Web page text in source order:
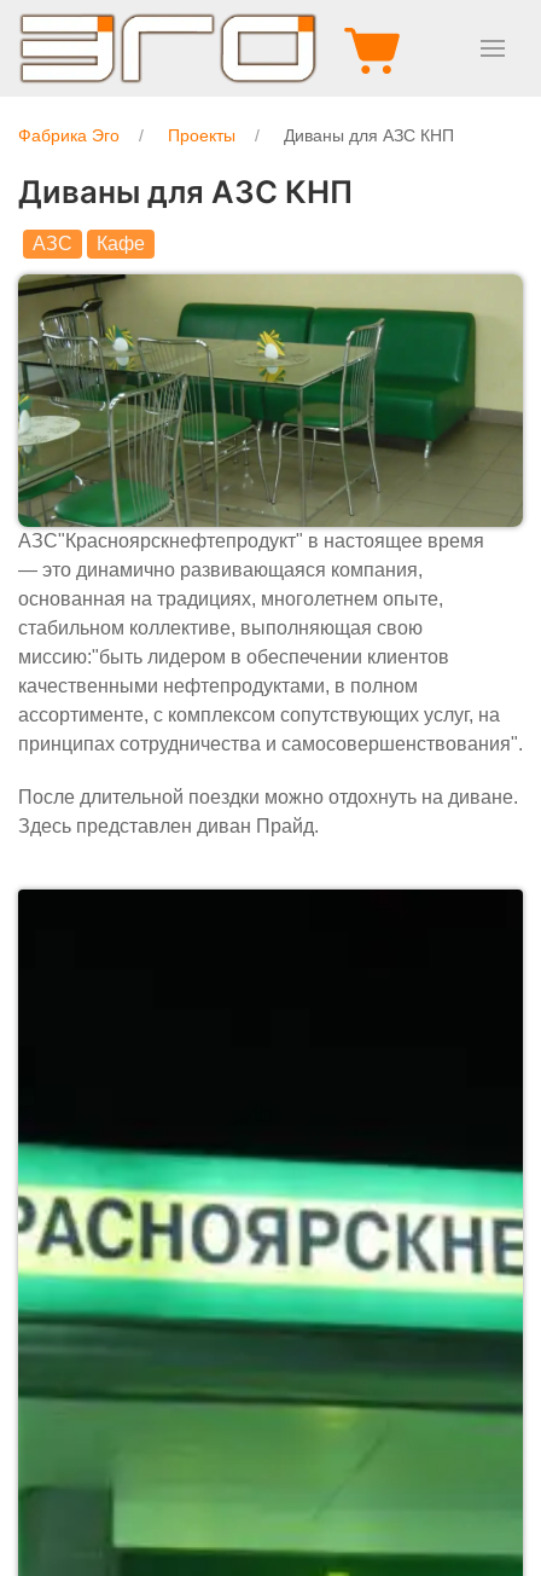
Фабрика Эго Проекты Диваны для АЗС КНП
Диваны для АЗС КНП
АЗС Кафе
АЗС"Красноярскнефтепродукт" в настоящее время
— это динамично развивающаяся компания,
основанная на традициях, многолетнем опыте,
стабильном коллективе, выполняющая свою
миссию:"быть лидером в обеспечении клиентов
качественными нефтепродуктами, в полном
ассортименте, с комплексом сопутствующих услуг, на
принципах сотрудничества и самосовершенствования".
После длительной поездки можно отдохнуть на диване.
Здесь представлен диван Прайд.